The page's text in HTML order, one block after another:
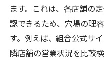
ます。これは、各店舗の
認できるため、穴場の理
す。例えば、組合公式サ
隣店舗の営業状況を比較